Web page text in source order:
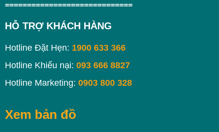
=============================
HỖ TRỢ KHÁCH HÀNG
Hotline Đặt Hẹn: 1900 633 366
Hotline Khiếu nại: 093 666 8827
Hotline Marketing: 0903 800 328
Xem bản đồ